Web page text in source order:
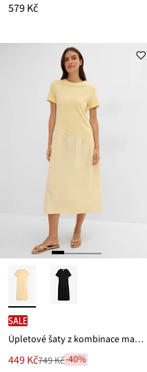
579 Kč
SALE
Úpletové šaty z kombinace materiálů
Nová
449 Kč
Zlevněno749 Kč-40%